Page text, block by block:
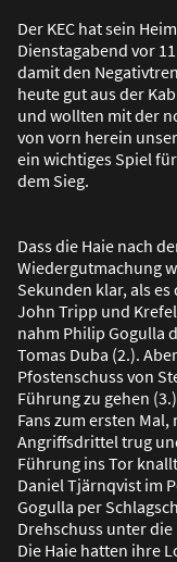
Der KEC hat sein
Dienstagabend vor
damit den
heute gut aus der
und wollten mit der
von vorn herein
ein wichtiges Spiel
dem Sieg.
Dass die Haie nach
Wiedergutmachung
Sekunden klar, als
John Tripp und
nahm Philip Gogulla
Tomas Duba (2.).
Pfostenschuss von
Führung zu gehen
Fans zum ersten
Angriffsdrittel trug
Führung ins Tor
Daniel Tjärnqvist im
Gogulla per
Drehschuss unter
Die Haie hatten ihre